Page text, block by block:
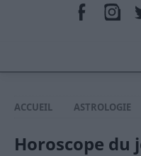
ACCUEIL ASTROLOGIE
Horoscope du